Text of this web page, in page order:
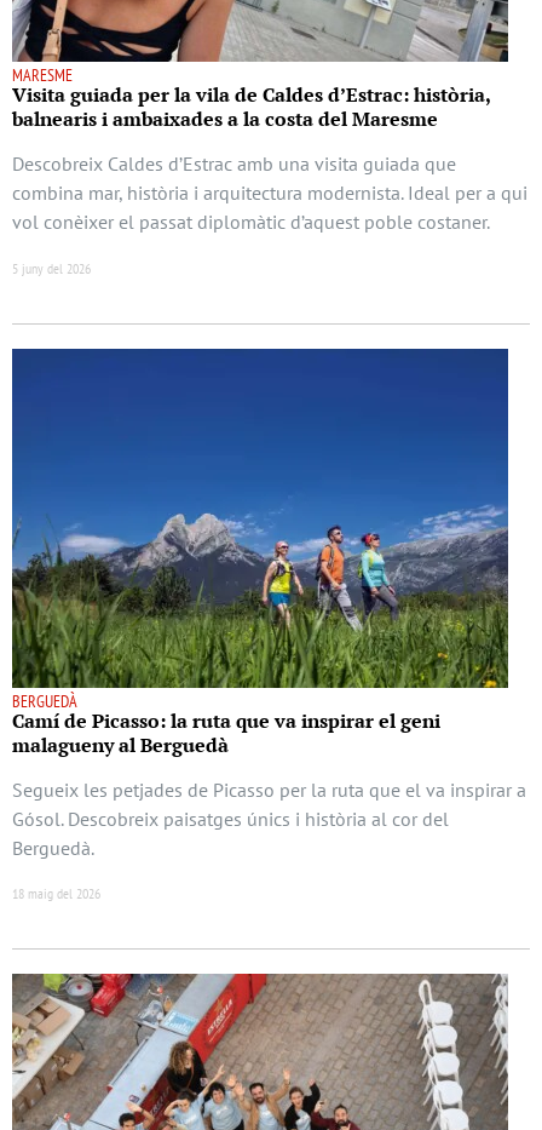
MARESME
Visita guiada per la vila de Caldes d’Estrac: història,
balnearis i ambaixades a la costa del Maresme
Descobreix Caldes d’Estrac amb una visita guiada que
combina mar, història i arquitectura modernista. Ideal per a qui
vol conèixer el passat diplomàtic d’aquest poble costaner.
5 juny del 2026
BERGUEDÀ
Camí de Picasso: la ruta que va inspirar el geni
malagueny al Berguedà
Segueix les petjades de Picasso per la ruta que el va inspirar a
Gósol. Descobreix paisatges únics i història al cor del
Berguedà.
18 maig del 2026